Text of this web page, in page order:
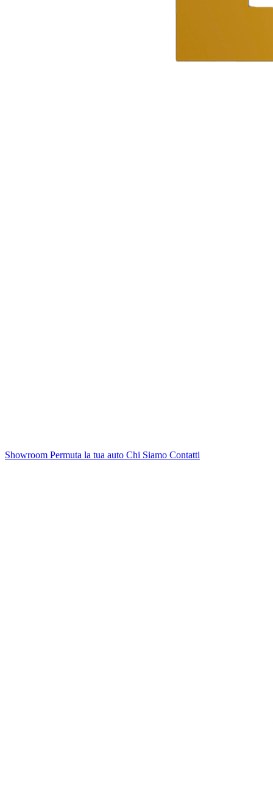
Showroom Permuta la tua auto Chi Siamo Contatti